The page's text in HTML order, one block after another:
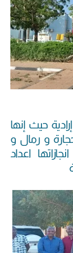
حيث إنها
و رمال و
اعداد